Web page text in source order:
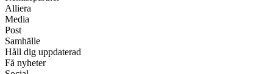
Alliera
Media
Post
Samhälle
Håll dig uppdaterad
Få nyheter